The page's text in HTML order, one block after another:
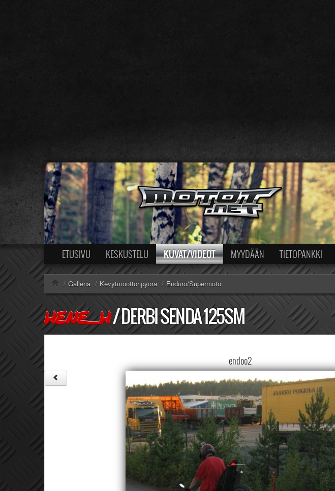
ETUSIVU KESKUSTELU KUVAT/VIDEOT MYYDÄÄN TIETOPANKKI
/ Galleria / Kevytmoottoripyörä / Enduro/Supermoto
HENE_H/DERBI SENDA 125SM
endoo2